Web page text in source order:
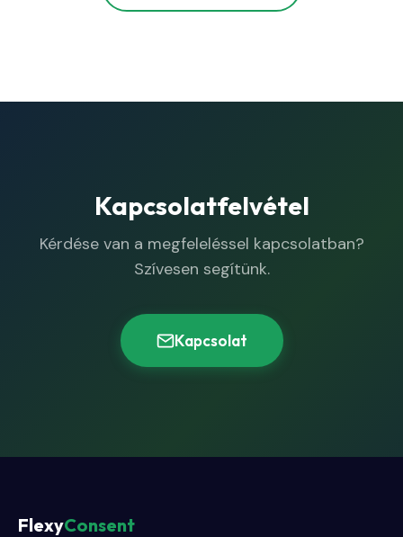
egy Squarespace-webhely megfeleljen a GDPR, az
Kapcsolatfelvétel
Kérdése van a megfeleléssel kapcsolatban?
Szívesen segítünk.
Kapcsolat
FlexyConsent